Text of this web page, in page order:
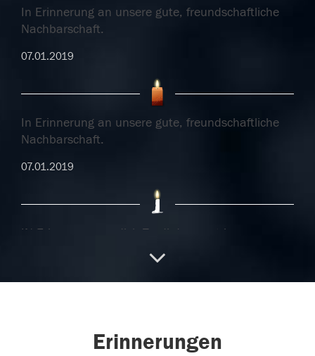
In Erinnerung an unsere gute, freundschaftliche
Nachbarschaft.
07.01.2019
In Erinnerung an unsere gute, freundschaftliche
Nachbarschaft.
07.01.2019
IN Erinnerung an dich Trudi du warst immer
unsere schönste Anlaufstelle
Erinnerungen